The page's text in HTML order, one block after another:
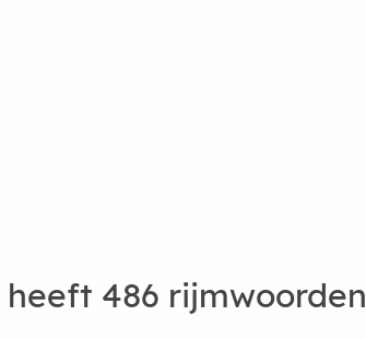
heeft 486 rijmwoorden